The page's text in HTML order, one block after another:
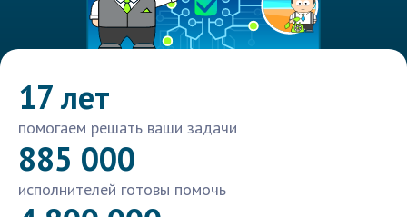
17 лет
помогаем решать ваши задачи
885 000
исполнителей готовы помочь